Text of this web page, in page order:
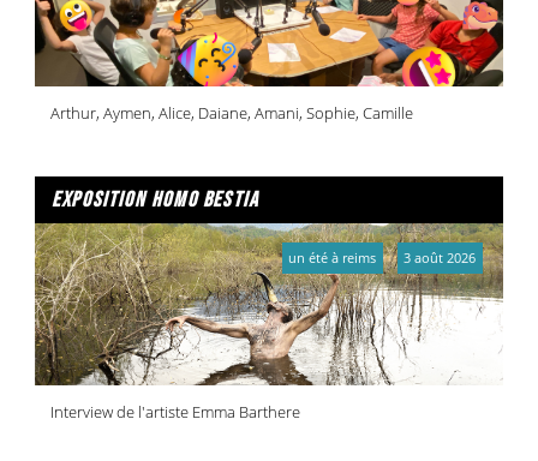
Arthur, Aymen, Alice, Daiane, Amani, Sophie, Camille
exposition homo bestia
Interview de l'artiste Emma Barthere
un été à reims 3 août 2026